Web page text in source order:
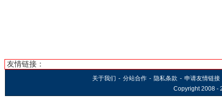
友情链接：
关于我们 - 分站合作 - 隐私条款 - 申请友情链接
Copyright 2008 -